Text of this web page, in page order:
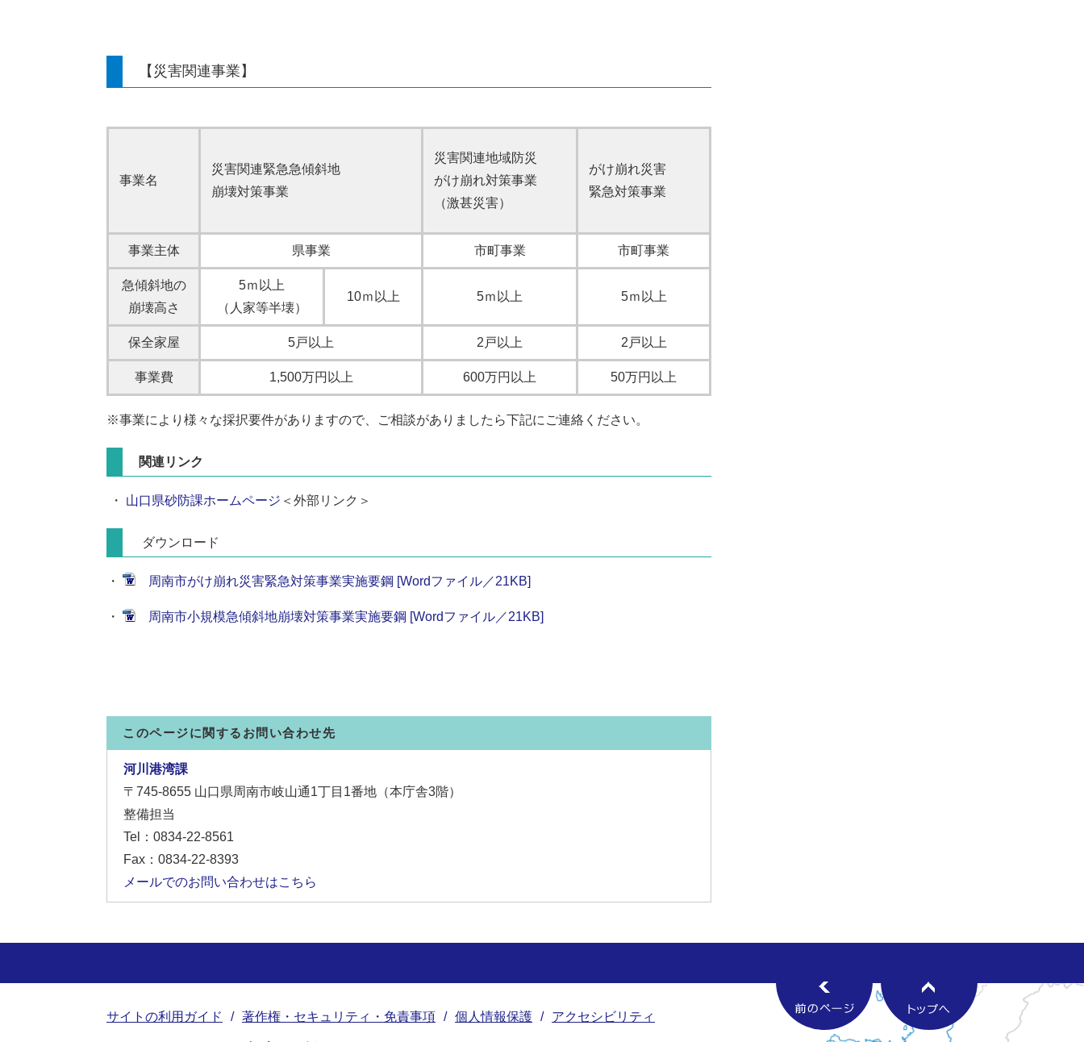
【災害関連事業】
事業名
災害関連緊急急傾斜地
崩壊対策事業
災害関連地域防災
がけ崩れ対策事業
（激甚災害）
がけ崩れ災害
緊急対策事業
事業主体 県事業 市町事業 市町事業
急傾斜地の
崩壊高さ
5ｍ以上
（人家等半壊）
10ｍ以上 5ｍ以上 5ｍ以上
保全家屋 5戸以上 2戸以上 2戸以上
事業費 1,500万円以上 600万円以上 50万円以上
※事業により様々な採択要件がありますので、ご相談がありましたら下記にご連絡ください。
関連リンク
・ 山口県砂防課ホームページ ＜外部リンク＞
ダウンロード
・ 周南市がけ崩れ災害緊急対策事業実施要鋼 [Wordファイル／21KB]
・ 周南市小規模急傾斜地崩壊対策事業実施要鋼 [Wordファイル／21KB]
このページに関するお問い合わせ先
河川港湾課
〒745-8655 山口県周南市岐山通1丁目1番地（本庁舎3階）
整備担当
Tel：0834-22-8561
Fax：0834-22-8393
メールでのお問い合わせはこちら
サイトの利用ガイド 著作権・セキュリティ・免責事項 個人情報保護 アクセシビリティ